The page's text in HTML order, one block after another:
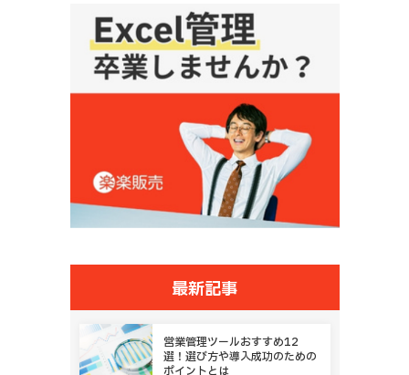
最新記事
営業管理ツールおすすめ12
選！選び方や導入成功のための
ポイントとは